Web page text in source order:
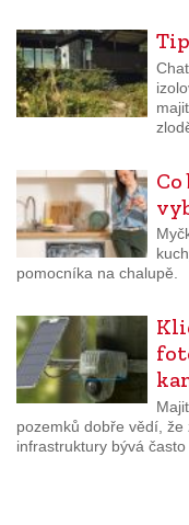
pomocníka na chalupě.
pozemků dobře vědí,
infrastruktury bývá často